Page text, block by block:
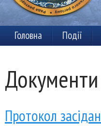
Головна Події
Документи
Протокол